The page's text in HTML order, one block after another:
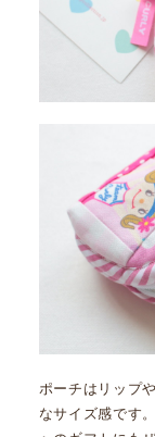
ポーチはリップ
なサイズ感です